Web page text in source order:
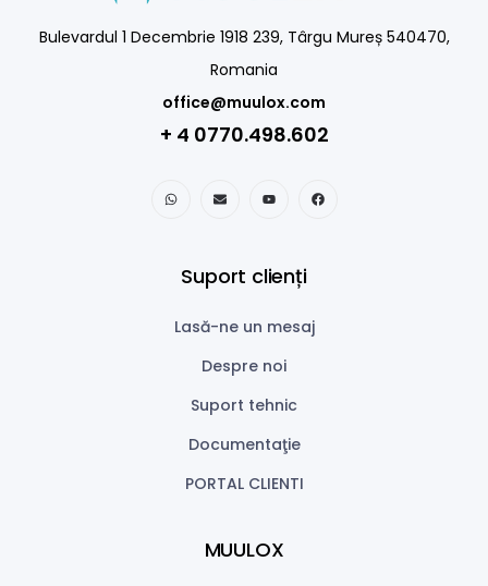
Bulevardul 1 Decembrie 1918 239, Târgu Mureș 540470,
Romania
office@muulox.com
+ 4 0770.498.602
Suport clienți
Lasă-ne un mesaj
Despre noi
Suport tehnic
Documentaţie
PORTAL CLIENTI
MUULOX